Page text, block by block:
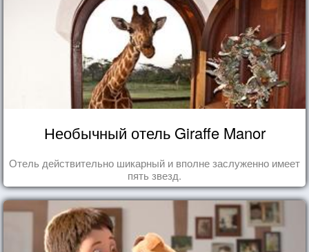
Необычный отель Giraffe Manor
Отель действительно шикарный и вполне заслуженно имеет
пять звезд.